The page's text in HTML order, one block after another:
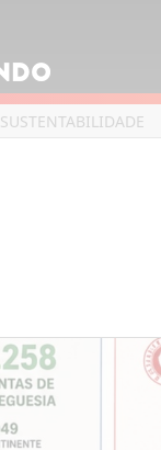
SUSTENTABILIDADE